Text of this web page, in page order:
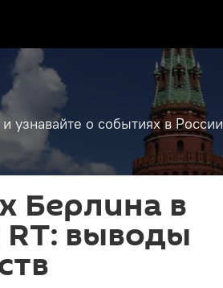
узнавайте о событиях в России
Берлина в
выводы